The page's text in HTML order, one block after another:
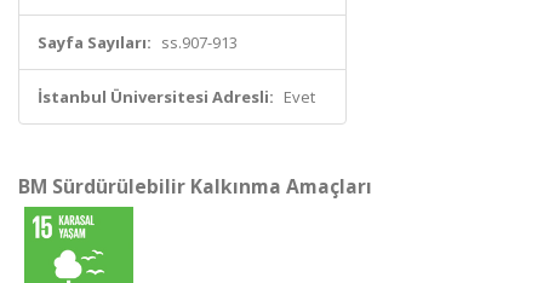
Sayfa Sayıları: ss.907-913
İstanbul Üniversitesi Adresli: Evet
BM Sürdürülebilir Kalkınma Amaçları